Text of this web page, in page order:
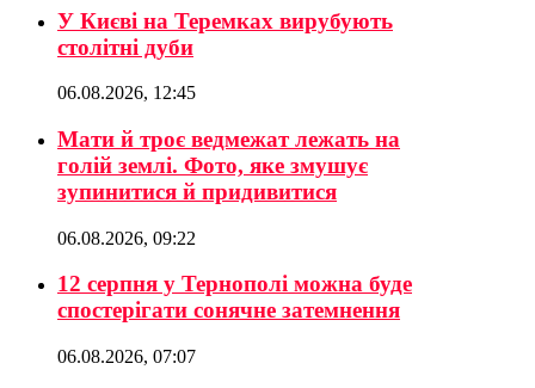
У Києві на Теремках вирубують
столітні дуби
06.08.2026, 12:45
Мати й троє ведмежат лежать на
голій землі. Фото, яке змушує
зупинитися й придивитися
06.08.2026, 09:22
12 серпня у Тернополі можна буде
спостерігати сонячне затемнення
06.08.2026, 07:07